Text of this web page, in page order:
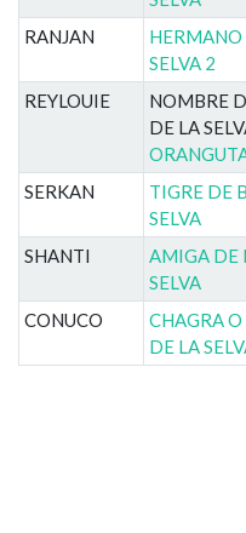
RANJAN
HERMANO
SELVA 2
REYLOUIE
NOMBRE
DE LA
SERKAN
TIGRE DE
SELVA
SHANTI
AMIGA DE
SELVA
CONUCO
CHAGRA
DE LA